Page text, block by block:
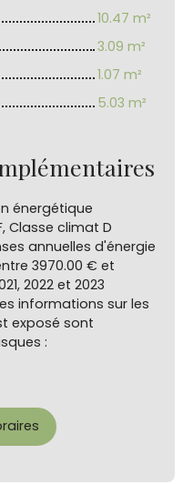
10.47 m²
3.09 m²
1.07 m²
5.03 m²
énergétique
Classe climat D
annuelles d'énergie
3970.00 € et
2022 et 2023
informations sur les
exposé sont
: